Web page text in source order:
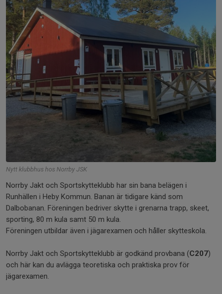
Nytt klubbhus hos Norrby JSK
Norrby Jakt och Sportskytteklubb har sin bana belägen i
Runhällen i Heby Kommun. Banan är tidigare känd som
Dalbobanan. Föreningen bedriver skytte i grenarna trapp, skeet,
sporting, 80 m kula samt 50 m kula.
Föreningen utbildar även i jägarexamen och håller skytteskola.
Norrby Jakt och Sportskytteklubb är godkänd provbana (C207)
och här kan du avlägga teoretiska och praktiska prov för
jägarexamen.